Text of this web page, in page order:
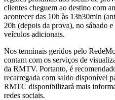
clientes cheguem ao destino com
acontecer das 10h às 13h30min
20h (depois da prova), no sábado
veículos adicionais.
Nos terminais geridos pelo
contam com os serviços de
da RMTV. Portanto, é
recarregada com saldo disponível
RMTC disponibilizará mais
redes sociais.